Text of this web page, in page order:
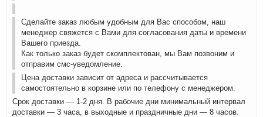
Сделайте заказ любым удобным для Вас способом, наш
менеджер свяжется с Вами для согласования даты и времени
Вашего приезда.
Как только заказ будет скомплектован, мы Вам позвоним и
отправим смс-уведомление.
Цена доставки зависит от адреса и рассчитывается
самостоятельно в корзине или по телефону с менеджером.
Срок доставки — 1-2 дня. В рабочие дни минимальный интервал
доставки — 3 часа, в выходные и праздничные дни — 8 часов.